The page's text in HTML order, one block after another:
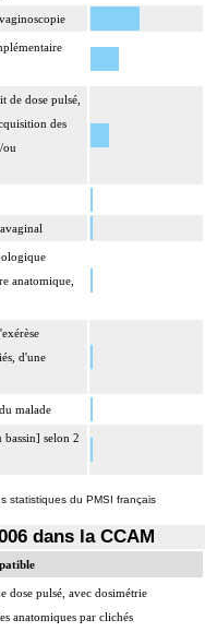
de dose pulsé,
des
ou
anatomique,
d'une
malade
selon 2
statistiques du PMSI français
dans la CCAM
dose pulsé, avec dosimétrie
anatomiques par clichés